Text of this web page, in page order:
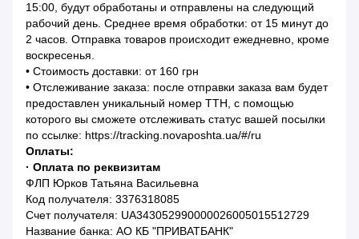
15:00, будут обработаны и отправлены на следующий
рабочий день. Среднее время обработки: от 15 минут до
2 часов. Отправка товаров происходит ежедневно, кроме
воскресенья.
• Стоимость доставки: от 160 грн
• Отслеживание заказа: после отправки заказа вам будет
предоставлен уникальный номер ТТН, с помощью
которого вы сможете отслеживать статус вашей посылки
по ссылке: https://tracking.novaposhta.ua/#/ru
Оплаты:
· Оплата по реквизитам
ФЛП Юрков Татьяна Васильевна
Код получателя: 3376318085
Счет получателя: UA343052990000026005015512729
Название банка: АО КБ "ПРИВАТБАНК"